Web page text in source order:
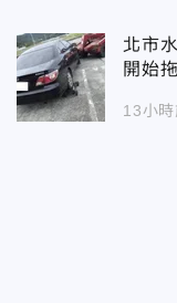
北市
開始
13小時